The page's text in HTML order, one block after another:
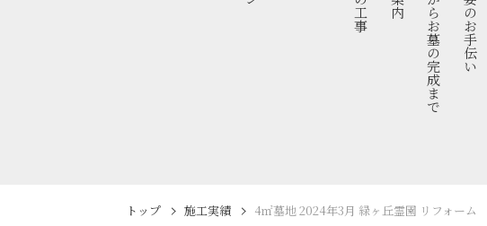
トップ 施工実績 4㎡墓地 2024年3月 緑ヶ丘霊園 リフォーム